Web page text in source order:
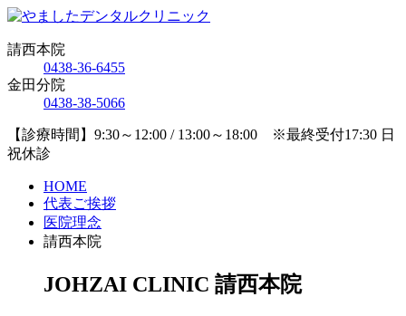
請西本院
0438-36-6455
金田分院
0438-38-5066
【診療時間】9:30～12:00 / 13:00～18:00 ※最終受付17:30 日
祝休診
HOME
代表ご挨拶
医院理念
請西本院
JOHZAI CLINIC 請西本院